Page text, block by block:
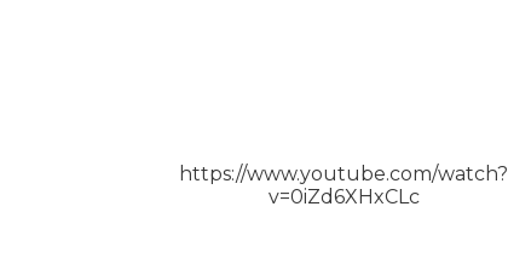
https://www.youtube.com/watch?
v=0iZd6XHxCLc